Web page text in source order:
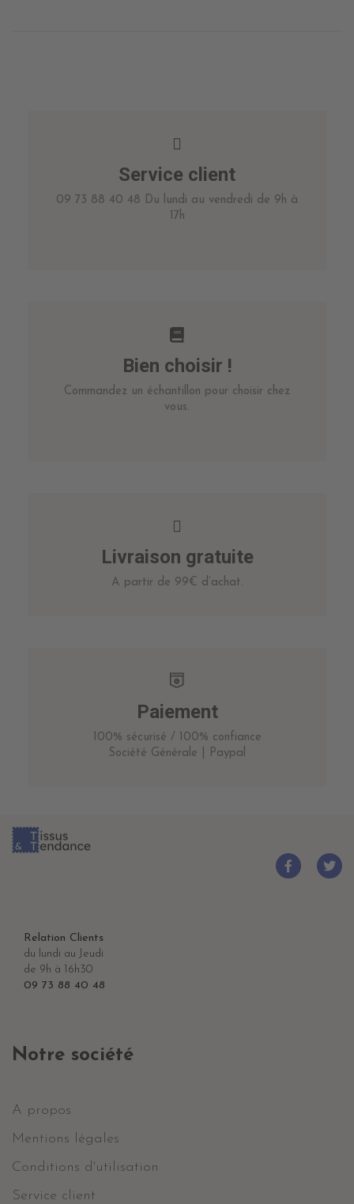
Service client
09 73 88 40 48 Du lundi au vendredi de 9h à
17h
Bien choisir !
Commandez un échantillon pour choisir chez
vous.
Livraison gratuite
A partir de 99€ d’achat.
Paiement
100% sécurisé / 100% confiance
Société Générale | Paypal
Relation Clients
du lundi au Jeudi
de 9h à 16h30
09 73 88 40 48
Notre société
A propos
Mentions légales
Conditions d'utilisation
Service client